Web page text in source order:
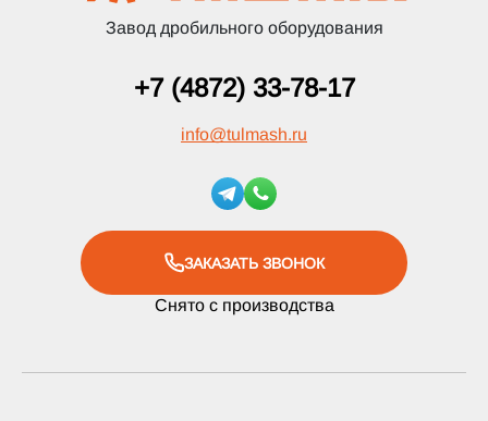
Завод дробильного оборудования
+7 (4872) 33-78-17
info@tulmash.ru
ЗАКАЗАТЬ ЗВОНОК
Снято с производства